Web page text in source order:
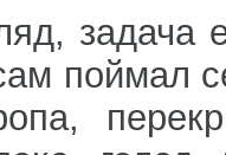
задача
поймал